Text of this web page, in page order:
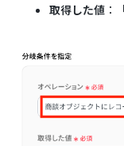
取得した値 ：